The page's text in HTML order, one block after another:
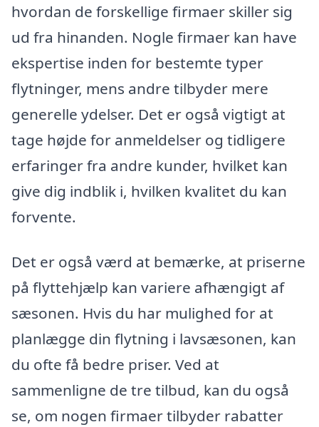
hvordan de forskellige firmaer skiller sig
ud fra hinanden. Nogle firmaer kan have
ekspertise inden for bestemte typer
flytninger, mens andre tilbyder mere
generelle ydelser. Det er også vigtigt at
tage højde for anmeldelser og tidligere
erfaringer fra andre kunder, hvilket kan
give dig indblik i, hvilken kvalitet du kan
forvente.
Det er også værd at bemærke, at priserne
på flyttehjælp kan variere afhængigt af
sæsonen. Hvis du har mulighed for at
planlægge din flytning i lavsæsonen, kan
du ofte få bedre priser. Ved at
sammenligne de tre tilbud, kan du også
se, om nogen firmaer tilbyder rabatter